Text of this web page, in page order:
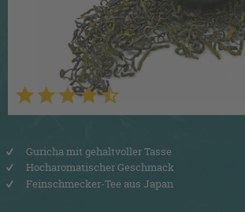
Guricha mit gehaltvoller Tasse
Hocharomatischer Geschmack
Feinschmecker-Tee aus Japan